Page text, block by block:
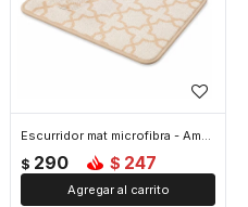
Escurridor mat microfibra - Amarillo
$ 290 $ 247